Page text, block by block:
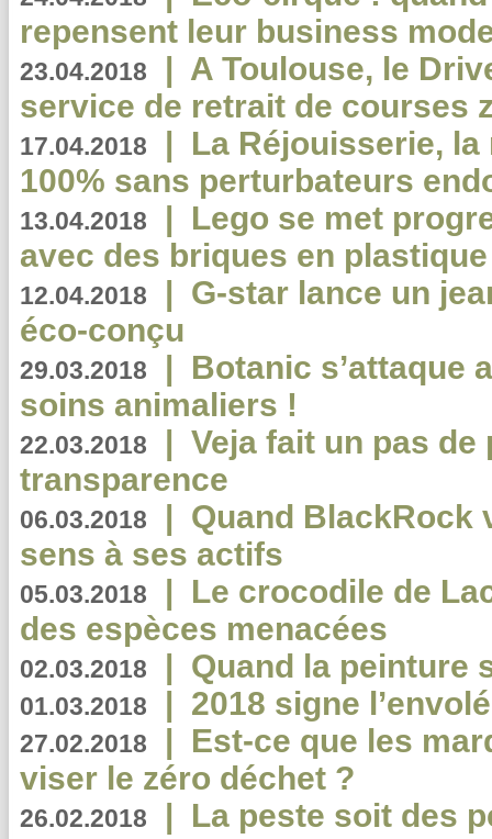
repensent leur business
23.04.2018 | A Toulouse, le
service de retrait de courses
17.04.2018 | La Réjouisserie,
100% sans perturbateurs
13.04.2018 | Lego se met
avec des briques en
12.04.2018 | G-star lance un
éco-conçu
29.03.2018 | Botanic s’attaque
soins animaliers !
22.03.2018 | Veja fait un pas de
transparence
06.03.2018 | Quand BlackRock
sens à ses actifs
05.03.2018 | Le crocodile de
des espèces menacées
02.03.2018 | Quand la peinture
01.03.2018 | 2018 signe
27.02.2018 | Est-ce que les
viser le zéro déchet ?
26.02.2018 | La peste soit des